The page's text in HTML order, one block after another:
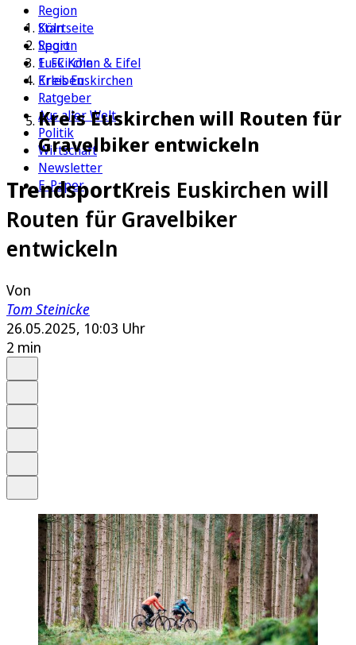
Region
Köln
Sport
1. FC Köln
Erleben
Ratgeber
Aus aller Welt
Politik
Wirtschaft
Newsletter
E-Paper
Startseite
Region
Euskirchen & Eifel
Kreis Euskirchen
Kreis Euskirchen will Routen für
Gravelbiker entwickeln
TrendsportKreis Euskirchen will
Routen für Gravelbiker
entwickeln
Von
Tom Steinicke
26.05.2025, 10:03 Uhr
2 min